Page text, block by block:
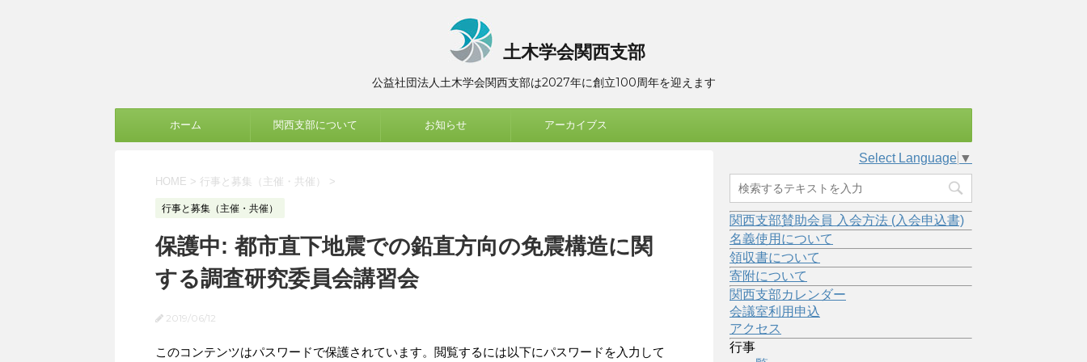
土木学会関西支部
公益社団法人土木学会関西支部は2027年に創立100周年を迎えます
ホーム 関西支部について お知らせ アーカイブス
HOME > 行事と募集（主催・共催） >
行事と募集（主催・共催）
保護中: 都市直下地震での鉛直方向の免震構造に関
する調査研究委員会講習会
2019/06/12
このコンテンツはパスワードで保護されています。閲覧するには以下にパスワードを入力して
Select Language ▼
関西支部賛助会員 入会方法 (入会申込書)
名義使用について
領収書について
寄附について
関西支部カレンダー
会議室利用申込
アクセス
行事